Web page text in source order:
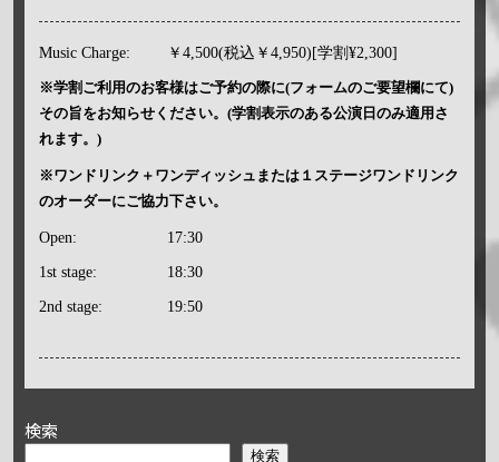
Music Charge: ￥4,500(税込￥4,950)[学割¥2,300]
※学割ご利用のお客様はご予約の際に(フォームのご要望欄にて)
その旨をお知らせください。(学割表示のある公演日のみ適用さ
れます。)
※ワンドリンク＋ワンディッシュまたは１ステージワンドリンク
のオーダーにご協力下さい。
Open: 17:30
1st stage: 18:30
2nd stage: 19:50
検索
検索